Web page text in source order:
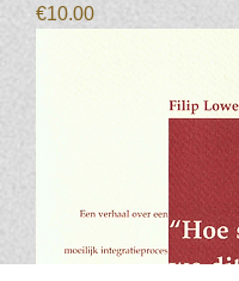
Prijs
€10.00